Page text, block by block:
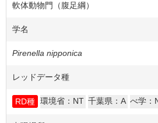
軟体動物門（腹足綱）
学名
Pirenella nipponica
レッドデータ種
RD種 環境省：NT 千葉県：A べ学：